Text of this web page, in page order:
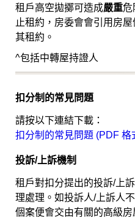
租戶高空拋擲可造成嚴重危
止租約，房委會會引用房
其租約。
^包括中轉屋持證人
扣分制的常見問題
請按以下連結下載：
扣分制的常見問題 (PDF 格
投訴/上訴機制
租戶對扣分提出的投訴/上
理處理。如投訴人/上訴人
個案便會交由有關的高級